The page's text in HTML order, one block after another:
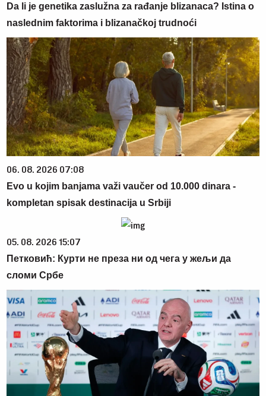
Da li je genetika zaslužna za rađanje blizanaca? Istina o
naslednim faktorima i blizanačkoj trudnoći
06. 08. 2026 07:08
Evo u kojim banjama važi vaučer od 10.000 dinara -
kompletan spisak destinacija u Srbiji
05. 08. 2026 15:07
Петковић: Курти не преза ни од чега у жељи да
сломи Србе